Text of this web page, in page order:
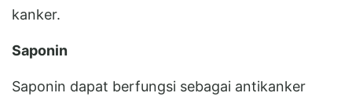
kanker.
Saponin
Saponin dapat berfungsi sebagai antikanker